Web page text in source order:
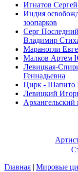
Игнатов
Индия
зоопарков
Серг
Владимир
Мараногли
Малков Артем
Левицкая-
Геннадьевна
Цирк - Шапито
Левицкий
Главная | Мировые